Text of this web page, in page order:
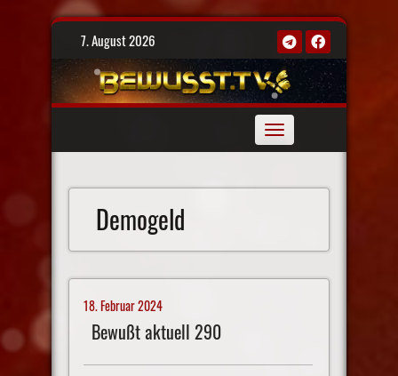
Skip
7. August 2026
Toggle
navigation
Demogeld
18. Februar 2024
Bewußt aktuell 290